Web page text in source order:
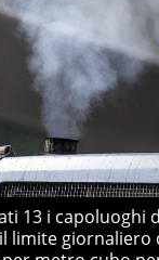
13 i capoluoghi
limite giornaliero